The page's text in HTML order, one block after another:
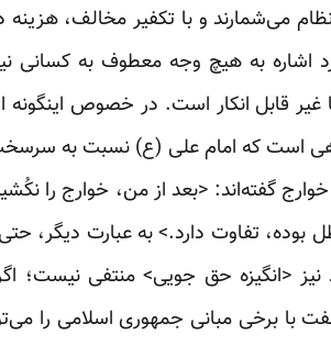
می‌شمارند و با تکفیر مخالف، هزینه
اشاره به هیچ وجه معطوف به
غیر قابل انکار است. در خصوص
است که امام علی (ع) نسبت به
<بعد از من، خوارج را
بوده، تفاوت دارد.> به عبارت دیگر،
نیز <انگیزه حق جویی> منتفی
با برخی مبانی جمهوری اسلامی را